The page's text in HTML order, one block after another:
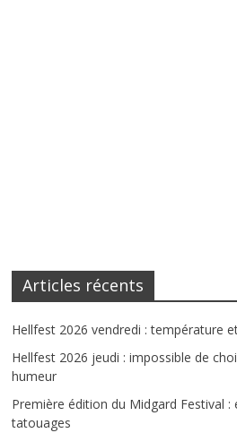
Articles récents
Hellfest 2026 vendredi : température
Hellfest 2026 jeudi : impossible de
humeur
Première édition du Midgard Festival
tatouages